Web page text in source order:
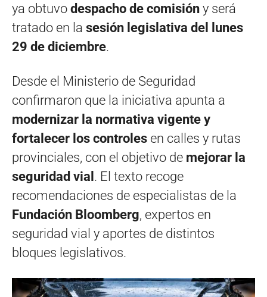
ya obtuvo despacho de comisión y será
tratado en la sesión legislativa del lunes
29 de diciembre.
Desde el Ministerio de Seguridad
confirmaron que la iniciativa apunta a
modernizar la normativa vigente y
fortalecer los controles en calles y rutas
provinciales, con el objetivo de mejorar la
seguridad vial . El texto recoge
recomendaciones de especialistas de la
Fundación Bloomberg, expertos en
seguridad vial y aportes de distintos
bloques legislativos.